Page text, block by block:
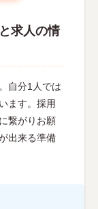
求人の情
自分1人では
ます。採用
繋がりお願
出来る準備